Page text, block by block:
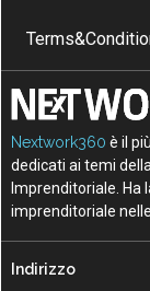
Nextwork360 è il
dedicati ai temi
Imprenditoriale. Ha
imprenditoriale
Indirizzo